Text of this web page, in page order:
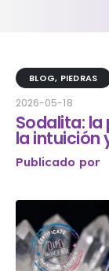
BLOG, PIEDRAS
2026-05-18
Sodalita:
la intuición
Publicado por